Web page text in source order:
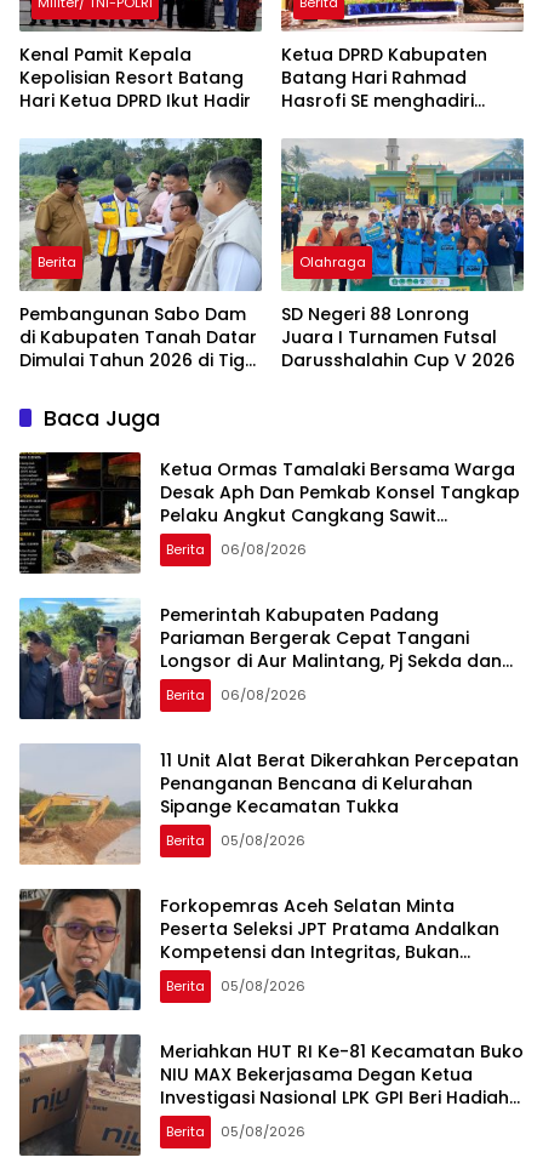
Kenal Pamit Kepala
Kepolisian Resort Batang
Hari ‎Ketua DPRD Ikut Hadir
Ketua DPRD Kabupaten
Batang Hari Rahmad
Hasrofi SE menghadiri
Bank Jambi
Berita
Pembangunan Sabo Dam
di Kabupaten Tanah Datar
Dimulai Tahun 2026 di Tiga
Olahraga
SD Negeri 88 Lonrong
Juara I Turnamen Futsal
Darusshalahin Cup V 2026
Baca Juga
Ketua Ormas Tamalaki Bersama Warga
Desak Aph Dan Pemkab Konsel Tangkap
Pelaku Angkut Cangkang Sawit
Overload, Truk PT KAP Melintas Jalan
Umum
Berita 06/08/2026
Pemerintah Kabupaten Padang
Pariaman Bergerak Cepat Tangani
Longsor di Aur Malintang, Pj Sekda dan
Anggota DPR RI Sepakati Pembukaan
Trase Jalan Baru
Berita 06/08/2026
11 Unit Alat Berat Dikerahkan Percepatan
Penanganan Bencana di Kelurahan
Sipange Kecamatan Tukka
Berita 05/08/2026
Forkopemras Aceh Selatan Minta
Peserta Seleksi JPT Pratama Andalkan
Kompetensi dan Integritas, Bukan
Kedekatan
Berita 05/08/2026
Meriahkan HUT RI Ke-81 Kecamatan Buko
NIU MAX Bekerjasama Degan Ketua
Investigasi Nasional LPK GPI Beri Hadiah
Sponsor Kegiatan Laga Sepak Bola U-
45
Berita 05/08/2026